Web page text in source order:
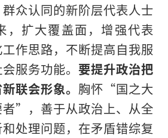
众认同的新阶层代表人士
，扩大覆盖面，增强代表
作思路，不断提高自我服
服务功能。 要提升政治把
联会形象。 胸怀“国之大
”，善于从政治上、从全
处理问题，在矛盾错综复